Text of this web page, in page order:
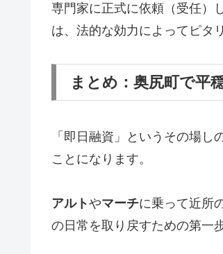
専門家に正式に依頼（受任）
は、法的な効力によってピタ
まとめ：奥尻町で平
「即日融資」というその場
ことになります。
アルトやマーチに乗って近所
の日常を取り戻すための第一